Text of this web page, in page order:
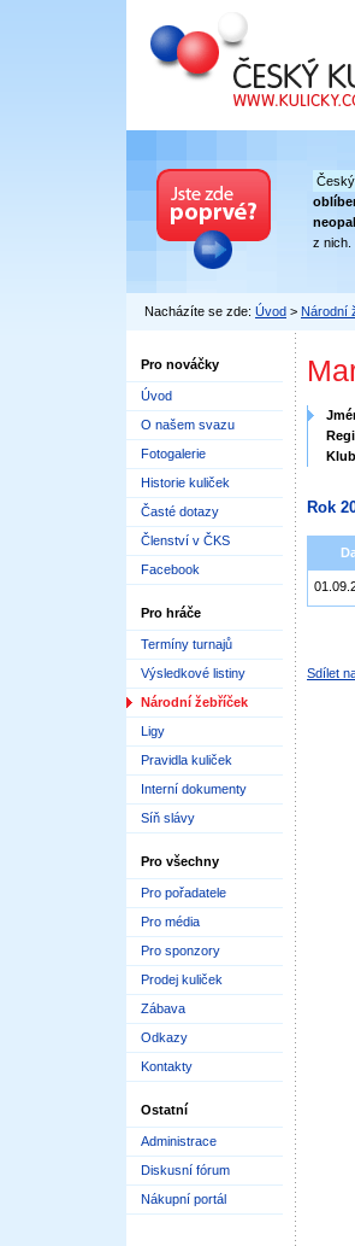
Český kuličkový
z nich.
Nacházíte se zde: Úvod > Národní
Pro nováčky
Úvod
O našem svazu
Fotogalerie
Historie kuliček
Časté dotazy
Členství v ČKS
Facebook
Pro hráče
Termíny turnajů
Výsledkové listiny
Národní žebříček
Ligy
Pravidla kuliček
Interní dokumenty
Síň slávy
Pro všechny
Pro pořadatele
Pro média
Pro sponzory
Prodej kuliček
Zábava
Odkazy
Kontakty
Ostatní
Administrace
Diskusní fórum
Nákupní portál
Rok
Sdílet